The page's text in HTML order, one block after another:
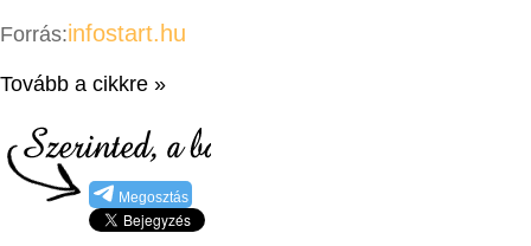
Forrás:infostart.hu
Tovább a cikkre »
Megosztás